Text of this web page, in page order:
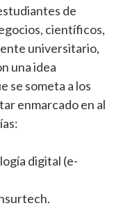
de
científicos,
universitario,
una idea
se someta a los
enmarcado en al
digital (e-